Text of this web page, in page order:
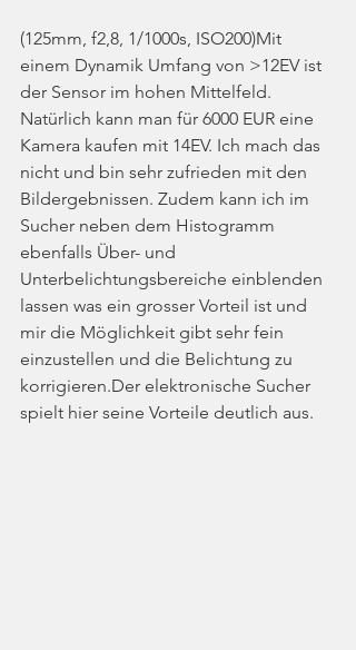
(125mm, f2,8, 1/1000s, ISO200)Mit
einem Dynamik Umfang von >12EV ist
der Sensor im hohen Mittelfeld.
Natürlich kann man für 6000 EUR eine
Kamera kaufen mit 14EV. Ich mach das
nicht und bin sehr zufrieden mit den
Bildergebnissen. Zudem kann ich im
Sucher neben dem Histogramm
ebenfalls Über- und
Unterbelichtungsbereiche einblenden
lassen was ein grosser Vorteil ist und
mir die Möglichkeit gibt sehr fein
einzustellen und die Belichtung zu
korrigieren.Der elektronische Sucher
spielt hier seine Vorteile deutlich aus.